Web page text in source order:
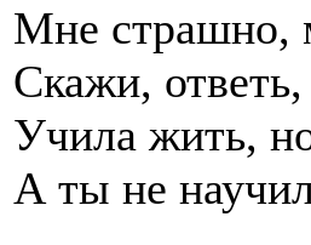
Мне страшно,
Скажи, ответь,
Учила жить,
А ты не